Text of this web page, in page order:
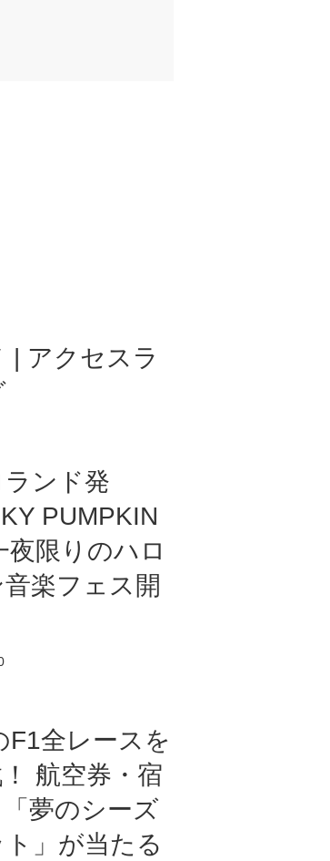
| アクセスラ
ランド発
PUMPKIN
夜限りのハロ
楽フェス開
F1全レースを
航空券・宿
夢のシーズ
」が当たる